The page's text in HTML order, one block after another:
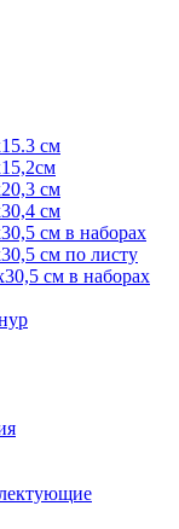
см
см
см
см в наборах
см по листу
см в наборах